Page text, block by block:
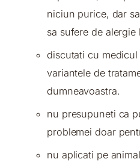
niciun purice, dar
sa sufere de
discutati cu
variantele de
dumneavoastra.
nu presupuneti ca
problemei doar
nu aplicati pe